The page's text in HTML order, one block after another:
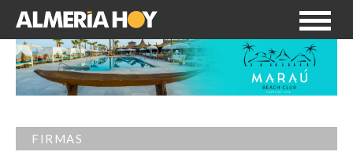
FIRMAS